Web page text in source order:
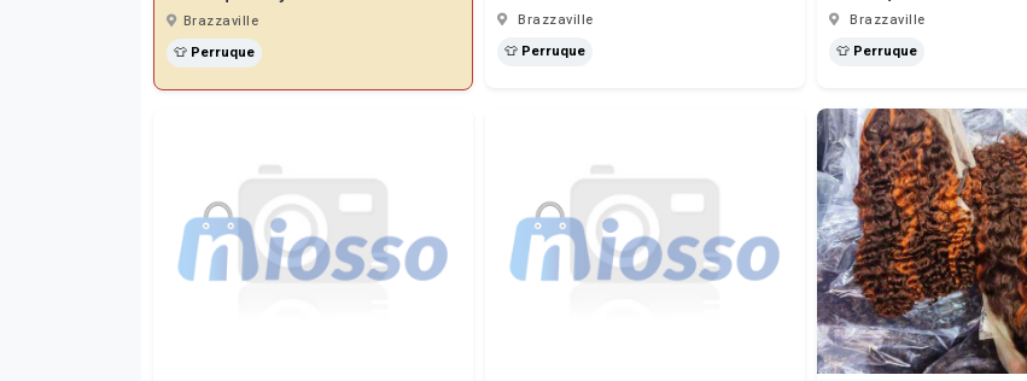
Brazzaville
👕 Perruque
Brazzaville
👕 Perruque
Brazzaville
👕 Perruque